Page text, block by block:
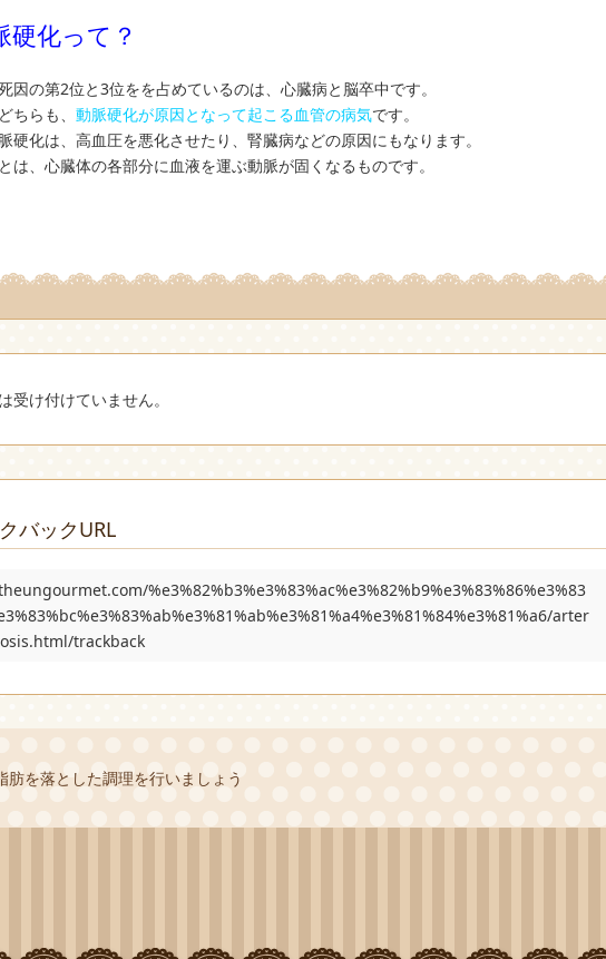
硬化って？
因の第2位と3位をを占めているのは、心臓病と脳卒中です。
ちらも、 動脈硬化が原因となって起こる血管の病気です。
硬化は、高血圧を悪化させたり、腎臓病などの原因にもなります。
は、心臓体の各部分に血液を運ぶ動脈が固くなるものです。
受け付けていません。
バックURL
%e3%82%b3%e3%83%ac%e3%82%b9%e3%83%86%e3%83
arter
trackback
肪を落とした調理を行いましょう